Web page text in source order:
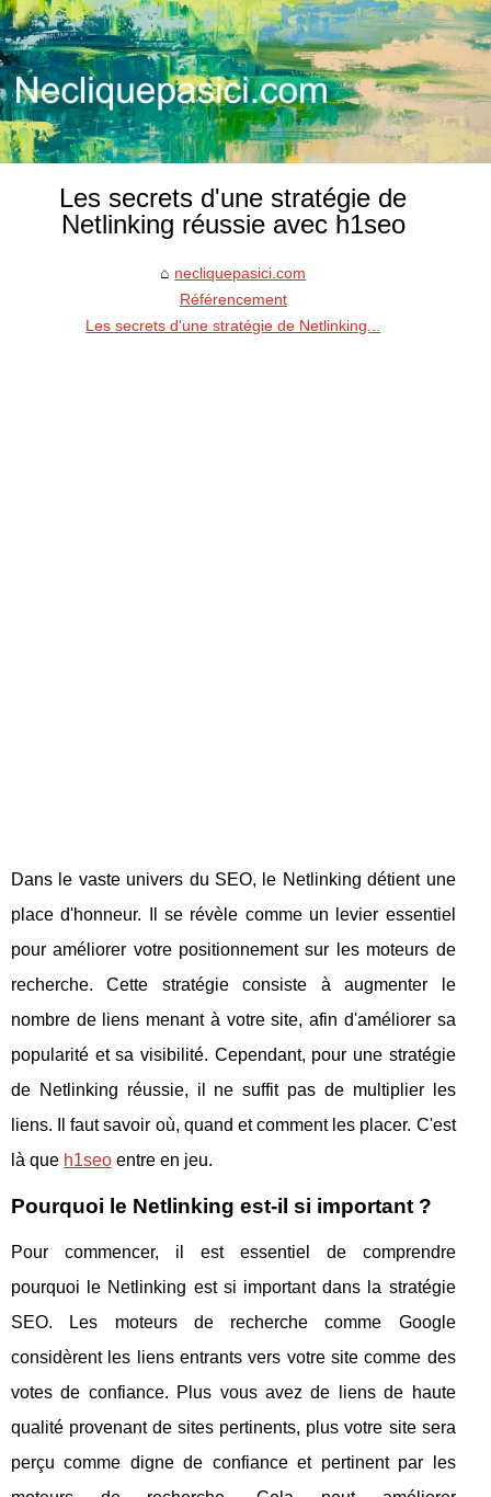
Les secrets d'une stratégie de
Netlinking réussie avec h1seo
necliquepasici.com
Référencement
Les secrets d'une stratégie de Netlinking...
Dans le vaste univers du SEO, le Netlinking détient une
place d'honneur. Il se révèle comme un levier essentiel
pour améliorer votre positionnement sur les moteurs de
recherche. Cette stratégie consiste à augmenter le
nombre de liens menant à votre site, afin d'améliorer sa
popularité et sa visibilité. Cependant, pour une stratégie
de Netlinking réussie, il ne suffit pas de multiplier les
liens. Il faut savoir où, quand et comment les placer. C'est
là que h1seo entre en jeu.
Pourquoi le Netlinking est-il si important ?
Pour commencer, il est essentiel de comprendre
pourquoi le Netlinking est si important dans la stratégie
SEO. Les moteurs de recherche comme Google
considèrent les liens entrants vers votre site comme des
votes de confiance. Plus vous avez de liens de haute
qualité provenant de sites pertinents, plus votre site sera
perçu comme digne de confiance et pertinent par les